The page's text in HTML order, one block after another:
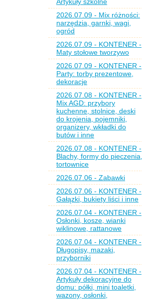
2026.07.09 - Mix różności:
narzędzia, garnki, wagi,
ogród
2026.07.09 - KONTENER -
Maty stołowe tworzywo
2026.07.09 - KONTENER -
Party: torby prezentowe,
dekoracje
2026.07.08 - KONTENER -
Mix AGD: przybory
kuchenne, stolnice, deski
do krojenia, pojemniki,
organizery, wkładki do
butów i inne
2026.07.08 - KONTENER -
Blachy, formy do pieczenia,
tortownice
2026.07.06 - Zabawki
2026.07.06 - KONTENER -
Gałązki, bukiety liści i inne
2026.07.04 - KONTENER -
Osłonki, kosze, wianki
wiklinowe, rattanowe
2026.07.04 - KONTENER -
Długopisy, mazaki,
przyborniki
2026.07.04 - KONTENER -
Artykuły dekoracyjne do
domu: półki, mini toaletki,
wazony, osłonki,